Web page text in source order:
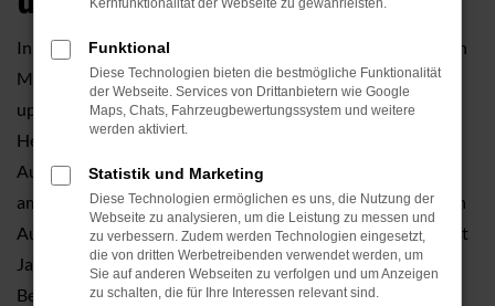
In Simbach am Inn und Umgebung existieren eine Reihe von
Menschen, die in den letzten Jahren und Jahrzehnten VW
up! Gebrauchtwagen oder ein anderes Modell dieses
Herstellers bei uns gekauft hat. Dies liegt daran, dass das
Autocenter Neuss bereits seit 1925 in der Region Simbach
am Inn vertreten ist und somit eines der traditionsreichsten
Autohäuser der gesamten Umgebung ist. Wir verkaufen seit
Jahrzehnten VW up! Gebrauchtwagen und schreiben
Beratung so groß, wie es nur geht. Begeben Sie sich in die
Kernfunktionalität der Webseite zu gewährleisten.
Funktional
Diese Technologien bieten die bestmögliche Funktionalität
der Webseite. Services von Drittanbietern wie Google
Maps, Chats, Fahrzeugbewertungssystem und weitere
werden aktiviert.
Statistik und Marketing
Diese Technologien ermöglichen es uns, die Nutzung der
Webseite zu analysieren, um die Leistung zu messen und
zu verbessern. Zudem werden Technologien eingesetzt,
die von dritten Werbetreibenden verwendet werden, um
Sie auf anderen Webseiten zu verfolgen und um Anzeigen
zu schalten, die für Ihre Interessen relevant sind.